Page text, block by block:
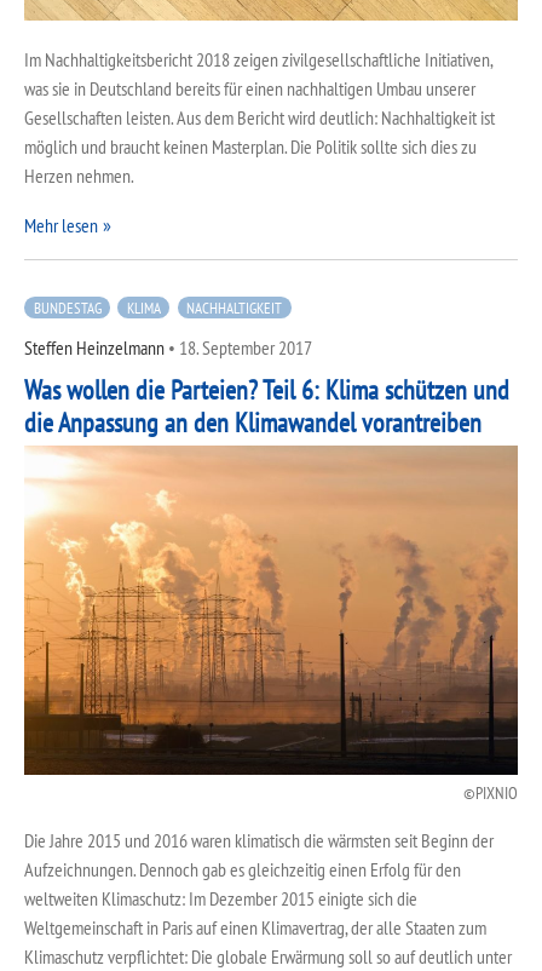
Im Nachhaltigkeitsbericht 2018 zeigen zivilgesellschaftliche Initiativen,
was sie in Deutschland bereits für einen nachhaltigen Umbau unserer
Gesellschaften leisten. Aus dem Bericht wird deutlich: Nachhaltigkeit ist
möglich und braucht keinen Masterplan. Die Politik sollte sich dies zu
Herzen nehmen.
Mehr lesen
BUNDESTAG KLIMA NACHHALTIGKEIT
Steffen Heinzelmann • 18. September 2017
Was wollen die Parteien? Teil 6: Klima schützen und
die Anpassung an den Klimawandel vorantreiben
PIXNIO
Die Jahre 2015 und 2016 waren klimatisch die wärmsten seit Beginn der
Aufzeichnungen. Dennoch gab es gleichzeitig einen Erfolg für den
weltweiten Klimaschutz: Im Dezember 2015 einigte sich die
Weltgemeinschaft in Paris auf einen Klimavertrag, der alle Staaten zum
Klimaschutz verpflichtet: Die globale Erwärmung soll so auf deutlich unter